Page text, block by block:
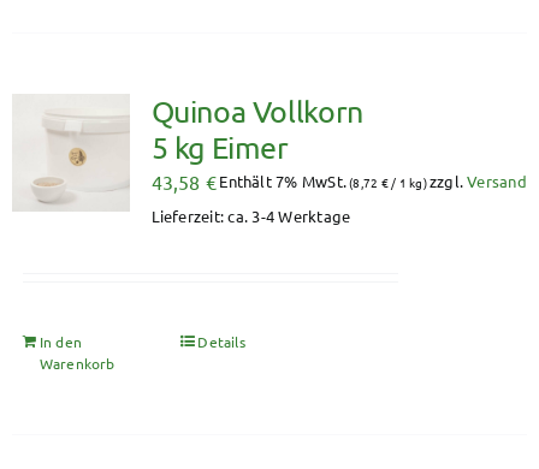
Quinoa Vollkorn
5 kg Eimer
43,58 €Enthält 7% MwSt.(8,72 €/ 1 kg)zzgl.Versand
Lieferzeit: ca. 3-4 Werktage
In den
Warenkorb
Details